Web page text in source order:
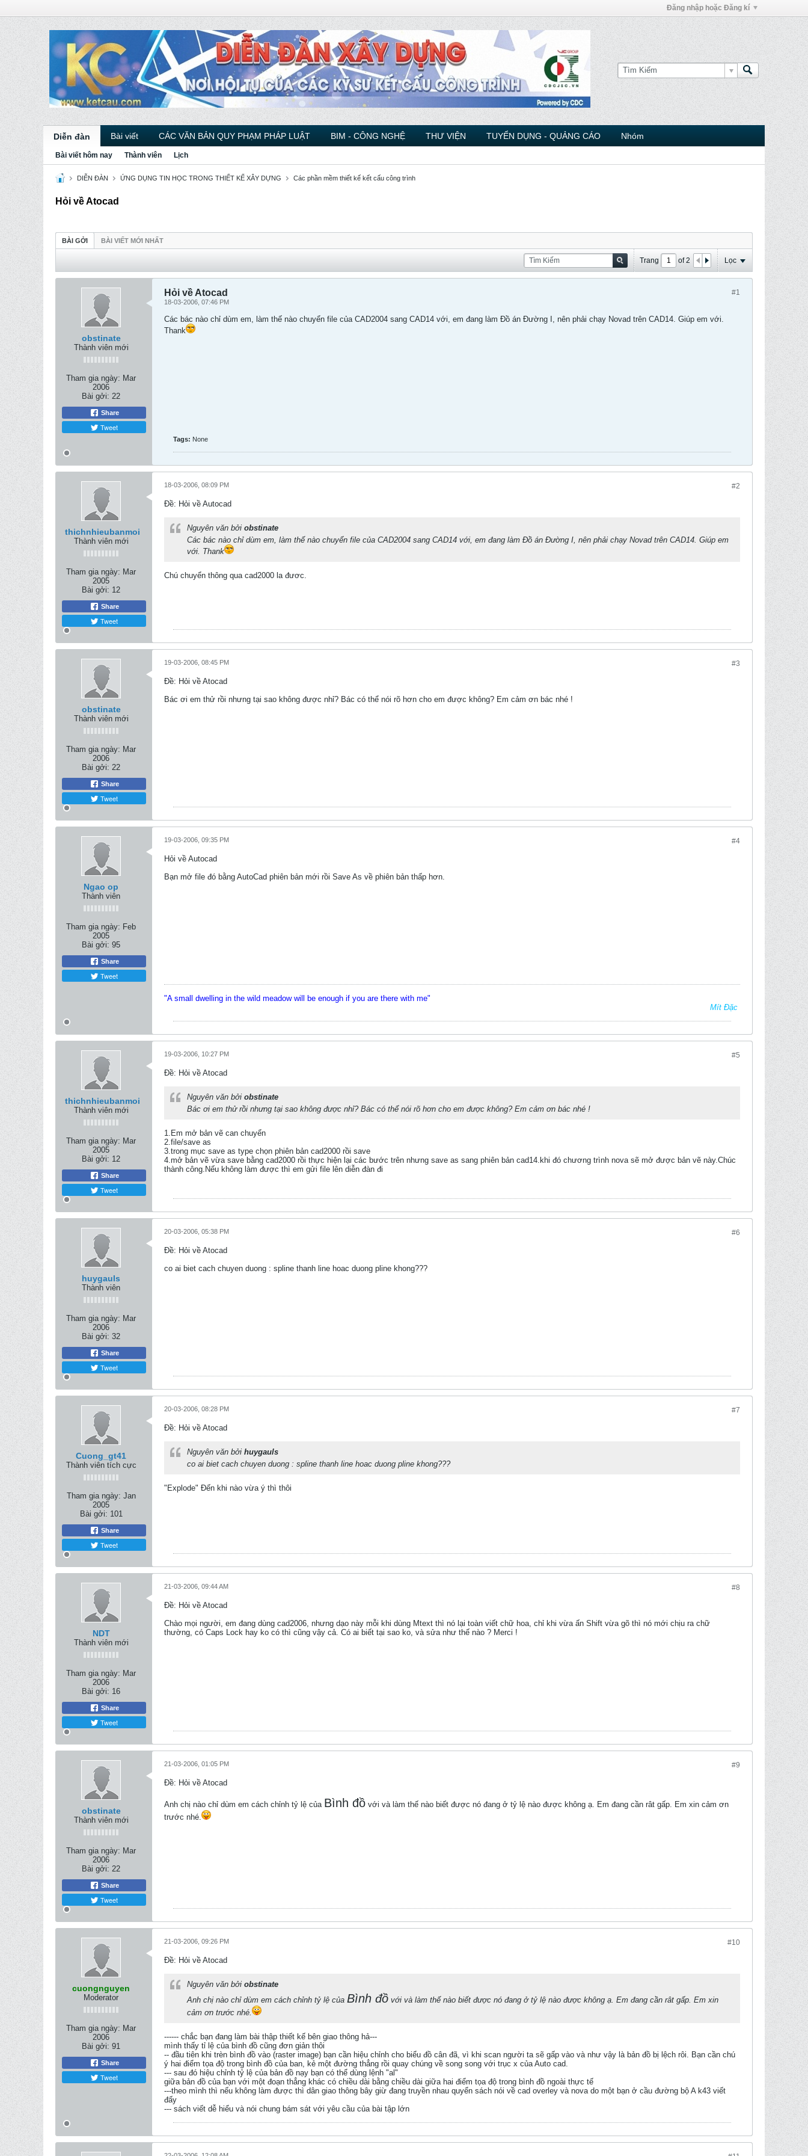
Đăng nhập hoặc Đăng kí
Diễn đàn Bài viết CÁC VĂN BẢN QUY PHẠM PHÁP LUẬT BIM - CÔNG NGHỆ THƯ VIỆN TUYỂN DỤNG - QUẢNG CÁO Nhóm
Bài viết hôm nay Thành viên Lịch
DIỄN ĐÀN ỨNG DỤNG TIN HỌC TRONG THIẾT KẾ XÂY DỰNG Các phần mềm thiết kế kết cấu công trình
Hỏi về Atocad
BÀI GỞI BÀI VIẾT MỚI NHẤT
Trang of2 Lọc
obstinate
Thành viên mới
Tham gia ngày: Mar
2006
Bài gởi: 22
Share
Tweet
#1
Hỏi về Atocad
18-03-2006, 07:46 PM
Các bác nào chỉ dùm em, làm thế nào chuyển file của CAD2004 sang CAD14 với, em đang làm Đồ án Đường I, nên phải chạy Novad trên CAD14. Giúp em với.
Thank
Tags: None
thichnhieubanmoi
Thành viên mới
Tham gia ngày: Mar
2005
Bài gởi: 12
Share
Tweet
#2
18-03-2006, 08:09 PM
Ðề: Hỏi về Autocad
Nguyên văn bởi obstinate
Các bác nào chỉ dùm em, làm thế nào chuyển file của CAD2004 sang CAD14 với, em đang làm Đồ án Đường I, nên phải chạy Novad trên CAD14. Giúp em
với. Thank
Chú chuyển thông qua cad2000 la đươc.
obstinate
Thành viên mới
Tham gia ngày: Mar
2006
Bài gởi: 22
Share
Tweet
#3
19-03-2006, 08:45 PM
Ðề: Hỏi về Atocad
Bác ơi em thử rồi nhưng tại sao không được nhỉ? Bác có thể nói rõ hơn cho em được không? Em cảm ơn bác nhé !
Ngao op
Thành viên
Tham gia ngày: Feb
2005
Bài gởi: 95
Share
Tweet
#4
19-03-2006, 09:35 PM
Hỏi về Autocad
Bạn mở file đó bằng AutoCad phiên bản mới rồi Save As về phiên bản thấp hơn.
"A small dwelling in the wild meadow will be enough if you are there with me"
Mít Đặc
thichnhieubanmoi
Thành viên mới
Tham gia ngày: Mar
2005
Bài gởi: 12
Share
Tweet
#5
19-03-2006, 10:27 PM
Ðề: Hỏi về Atocad
Nguyên văn bởi obstinate
Bác ơi em thử rồi nhưng tại sao không được nhỉ? Bác có thể nói rõ hơn cho em được không? Em cảm ơn bác nhé !
1.Em mở bản vẽ can chuyển
2.file/save as
3.trong mục save as type chọn phiên bản cad2000 rồi save
4.mở bản vẽ vừa save bằng cad2000 rồi thực hiện lại các bước trên nhưng save as sang phiên bản cad14.khi đó chương trình nova sẽ mở được bản vẽ này.Chúc
thành công.Nếu không làm được thì em gửi file lên diễn đàn đi
huygauls
Thành viên
Tham gia ngày: Mar
2006
Bài gởi: 32
Share
Tweet
#6
20-03-2006, 05:38 PM
Ðề: Hỏi về Atocad
co ai biet cach chuyen duong : spline thanh line hoac duong pline khong???
Cuong_gt41
Thành viên tích cực
Tham gia ngày: Jan
2005
Bài gởi: 101
Share
Tweet
#7
20-03-2006, 08:28 PM
Ðề: Hỏi về Atocad
Nguyên văn bởi huygauls
co ai biet cach chuyen duong : spline thanh line hoac duong pline khong???
"Explode" Đến khi nào vừa ý thì thôi
NDT
Thành viên mới
Tham gia ngày: Mar
2006
Bài gởi: 16
Share
Tweet
#8
21-03-2006, 09:44 AM
Ðề: Hỏi về Atocad
Chào mọi người, em đang dùng cad2006, nhưng dạo này mỗi khi dùng Mtext thì nó lại toàn viết chữ hoa, chỉ khi vừa ấn Shift vừa gõ thì nó mới chịu ra chữ
thường, có Caps Lock hay ko có thì cũng vậy cả. Có ai biết tại sao ko, và sửa như thế nào ? Merci !
obstinate
Thành viên mới
Tham gia ngày: Mar
2006
Bài gởi: 22
Share
Tweet
#9
21-03-2006, 01:05 PM
Ðề: Hỏi về Atocad
Anh chị nào chỉ dùm em cách chỉnh tỷ lệ của Bình đồ với và làm thế nào biết được nó đang ở tỷ lệ nào được không ạ. Em đang cần rât gấp. Em xin cảm ơn
trước nhé.
cuongnguyen
Moderator
Tham gia ngày: Mar
2006
Bài gởi: 91
Share
Tweet
#10
21-03-2006, 09:26 PM
Ðề: Hỏi về Atocad
Nguyên văn bởi obstinate
Anh chị nào chỉ dùm em cách chỉnh tỷ lệ của Bình đồ với và làm thế nào biết được nó đang ở tỷ lệ nào được không ạ. Em đang cần rât gấp. Em xin
cảm ơn trước nhé.
------ chắc bạn đang làm bài thập thiết kế bên giao thông hả---
mình thấy tỉ lệ của bình đồ cũng đơn giản thôi
-- đầu tiên khi trèn bình đồ vào (raster image) bạn cần hiệu chỉnh cho biểu đồ cân đã, vì khi scan người ta sẽ gấp vào và như vậy là bản đồ bị lệch rôi. Bạn cần chú
ý hai điểm tọa độ trong bình đồ của ban, kẻ một đường thẳng rồi quay chúng về song song với trục x của Auto cad.
--- sau đó hiệu chỉnh tỷ lệ của bản đồ nạy bạn có thể dùng lệnh "al"
giữa bản đồ của bạn với một đoạn thẳng khác có chiều dài bằng chiều dài giữa hai điểm tọa độ trong bình đồ ngoài thực tế
---theo mình thì nếu không làm được thì dân giao thông bây giừ đang truyền nhau quyển sách nói về cad overley và nova do một bạn ở cầu đường bộ A k43 viết
đấy
--- sách viết dễ hiểu và nói chung bám sát với yêu cầu của bài tập lớn